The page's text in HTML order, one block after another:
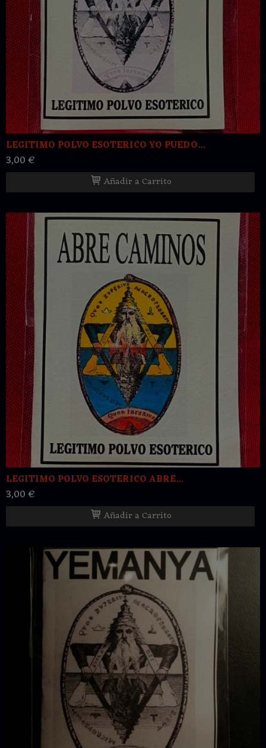
LEGITIMO POLVO ESOTERICO YO PUEDO...
3,00 €
Añadir a Carrito
LEGITIMO POLVO ESOTERICO ABRE...
3,00 €
Añadir a Carrito